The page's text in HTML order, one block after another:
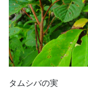
タムシバの実